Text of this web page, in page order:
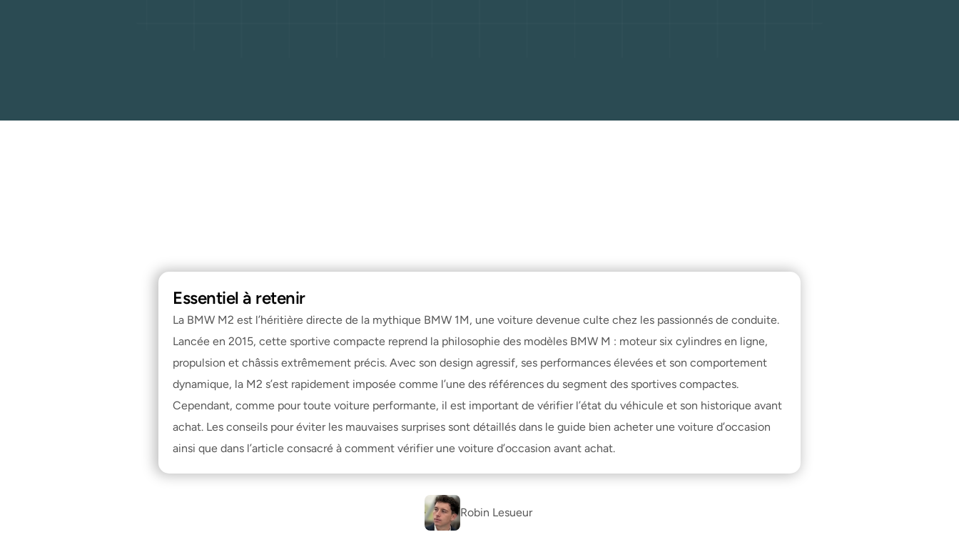
Essentiel à retenir
La BMW M2 est l’héritière directe de la mythique BMW 1M, une voiture devenue culte chez les passionnés de conduite.
Lancée en 2015, cette sportive compacte reprend la philosophie des modèles BMW M : moteur six cylindres en ligne,
propulsion et châssis extrêmement précis. Avec son design agressif, ses performances élevées et son comportement
dynamique, la M2 s’est rapidement imposée comme l’une des références du segment des sportives compactes.
Cependant, comme pour toute voiture performante, il est important de vérifier l’état du véhicule et son historique avant
achat. Les conseils pour éviter les mauvaises surprises sont détaillés dans le guide bien acheter une voiture d’occasion
ainsi que dans l’article consacré à comment vérifier une voiture d’occasion avant achat.
Robin Lesueur